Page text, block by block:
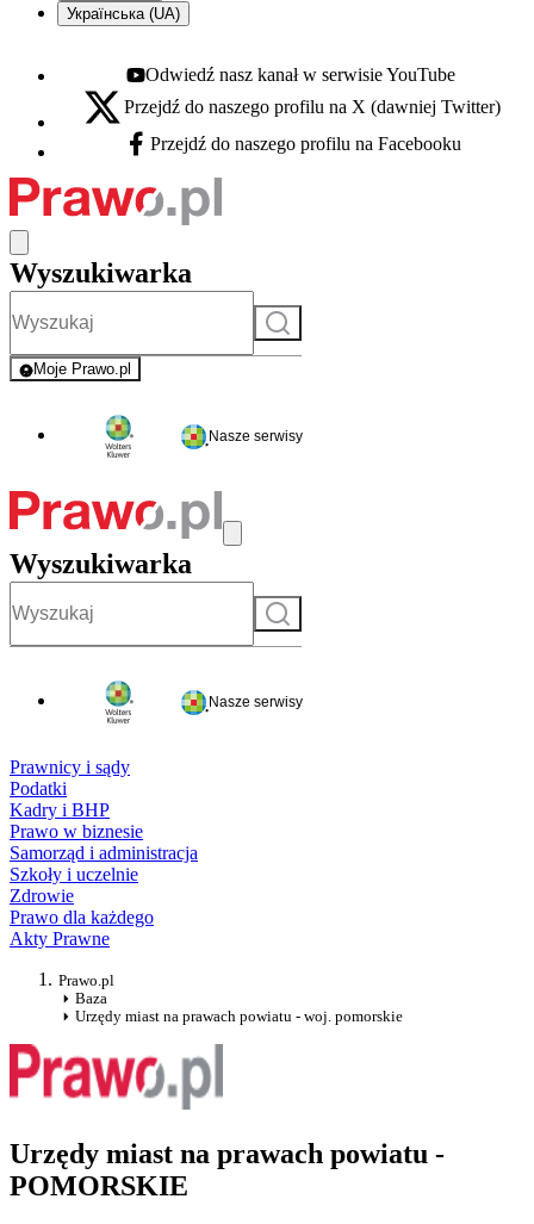
Українська (UA)
Youtube - otwiera się w nowej karcie
Odwiedź nasz kanał w serwisie YouTube
X - otwiera się w nowej karcie
Przejdź do naszego profilu na X (dawniej Twitter)
Facebook - otwiera się w nowej karcie
Przejdź do naszego profilu na Facebooku
Wyszukiwarka
Szukaj
Moje Prawo.pl
- rejestracja i logowanie do serwisu
Nasze serwisy
Wyszukiwarka
Szukaj
Nasze serwisy
Prawnicy i sądy
Podatki
Kadry i BHP
Prawo w biznesie
Samorząd i administracja
Szkoły i uczelnie
Zdrowie
Prawo dla każdego
Akty Prawne
Prawo.pl
Baza
Urzędy miast na prawach powiatu - woj. pomorskie
Urzędy miast na prawach powiatu -
POMORSKIE